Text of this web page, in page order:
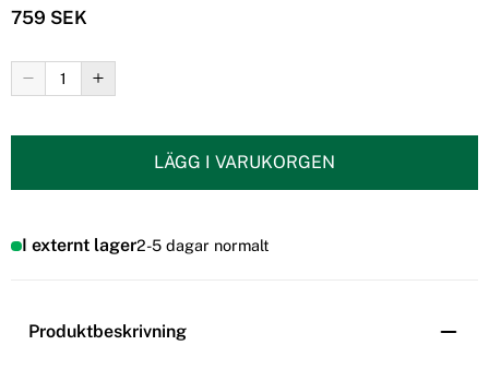
759 SEK
LÄGG I VARUKORGEN
I externt lager2-5 dagar normalt
Produktbeskrivning